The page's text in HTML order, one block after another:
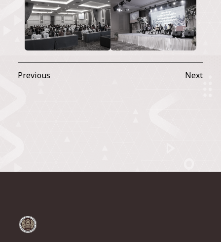
Previous Next